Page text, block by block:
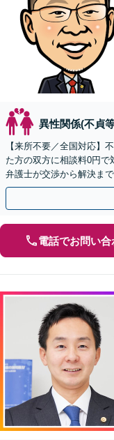
異性関係(不貞
【来所不要／全国対応】
た方の双方に相談料0円
弁護士が交渉から解決ま
手金の返還保証もありま
電話でお問い合